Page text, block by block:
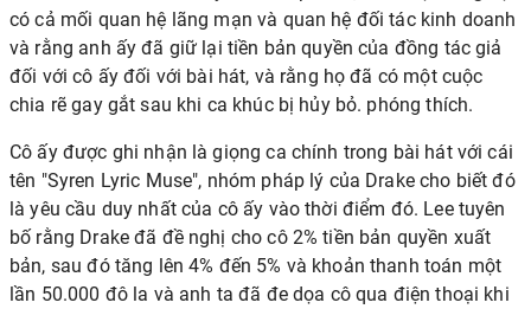
có cả mối quan hệ lãng mạn và quan hệ đối tác kinh doanh
và rằng anh ấy đã giữ lại tiền bản quyền của đồng tác giả
đối với cô ấy đối với bài hát, và rằng họ đã có một cuộc
chia rẽ gay gắt sau khi ca khúc bị hủy bỏ. phóng thích.
Cô ấy được ghi nhận là giọng ca chính trong bài hát với cái
tên "Syren Lyric Muse", nhóm pháp lý của Drake cho biết đó
là yêu cầu duy nhất của cô ấy vào thời điểm đó. Lee tuyên
bố rằng Drake đã đề nghị cho cô 2% tiền bản quyền xuất
bản, sau đó tăng lên 4% đến 5% và khoản thanh toán một
lần 50.000 đô la và anh ta đã đe dọa cô qua điện thoại khi